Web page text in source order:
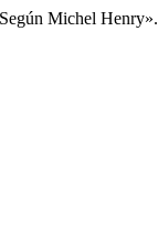
Michel Henry».